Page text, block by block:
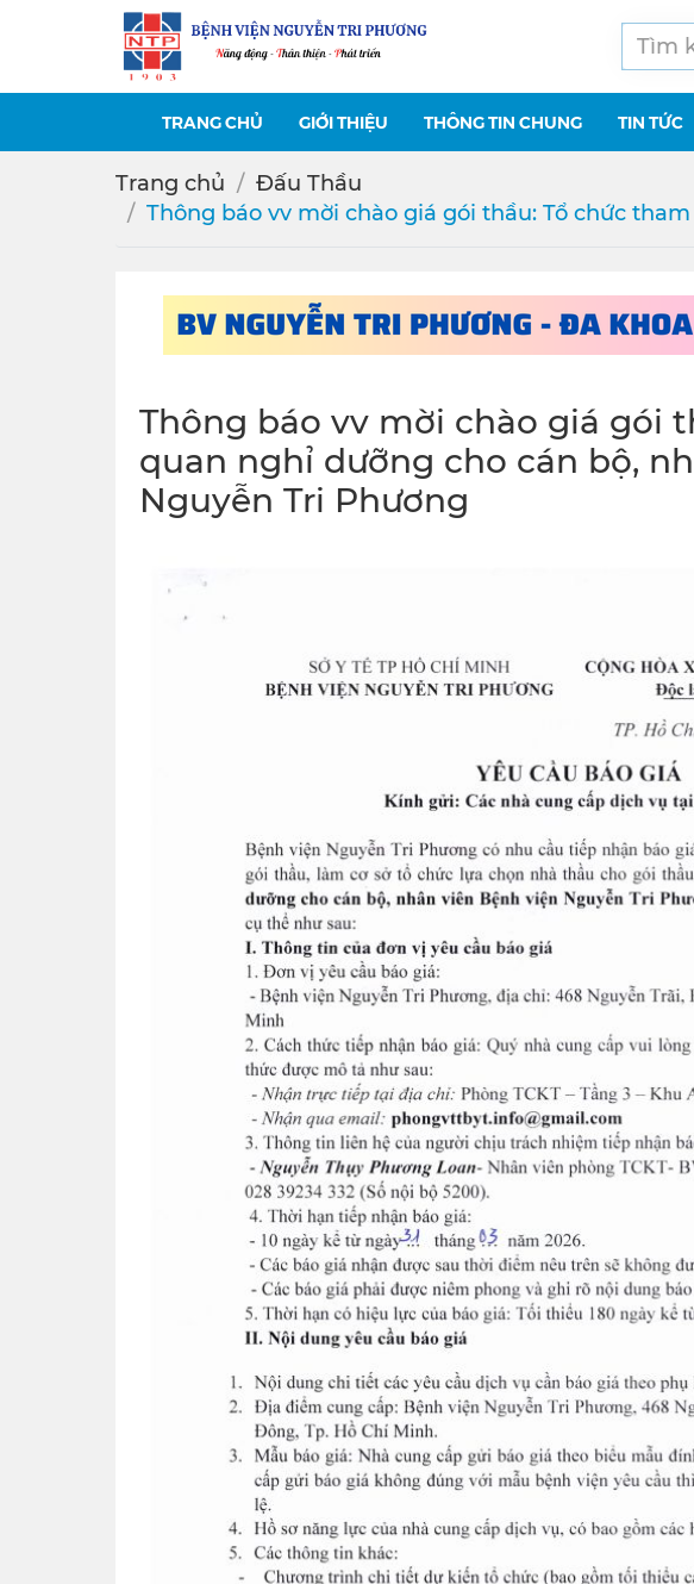
TRANG CHỦ GIỚI THIỆU THÔNG TIN CHUNG TIN TỨC
Trang chủ
Đấu Thầu
Thông báo vv mời chào giá gói thầu: Tổ chức
Thông báo vv mời chào giá gói
quan nghỉ dưỡng cho cán bộ,
Nguyễn Tri Phương